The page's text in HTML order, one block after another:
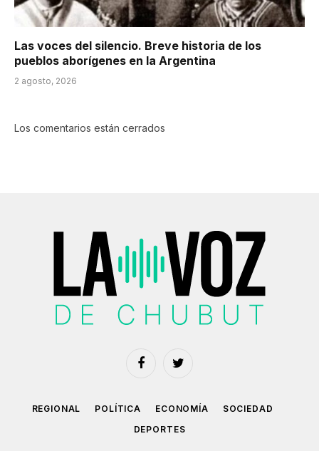
Las voces del silencio. Breve historia de los
pueblos aborígenes en la Argentina
2 agosto, 2026
Los comentarios están cerrados
FacebookTwitter
REGIONAL POLÍTICA ECONOMÍA
SOCIEDAD
DEPORTES